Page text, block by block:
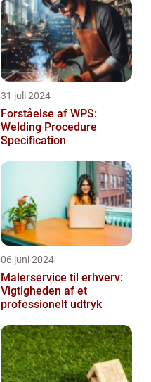
31 juli 2024
Forståelse af WPS:
Welding Procedure
Specification
06 juni 2024
Malerservice til erhverv:
Vigtigheden af et
professionelt udtryk